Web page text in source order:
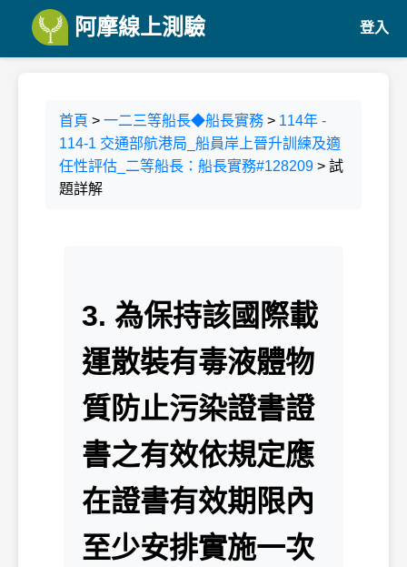
阿摩線上測驗 登入
首頁 > 一二三等船長◆船長實務 > 114年 -
114-1 交通部航港局_船員岸上晉升訓練及適
任性評估_二等船長：船長實務#128209 > 試
題詳解
3. 為保持該國際載
運散裝有毒液體物
質防止污染證書證
書之有效依規定應
在證書有效期限內
至少安排實施一次